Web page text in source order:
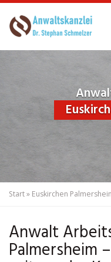
to
Start» Euskirchen
Anwalt
Palmersheim